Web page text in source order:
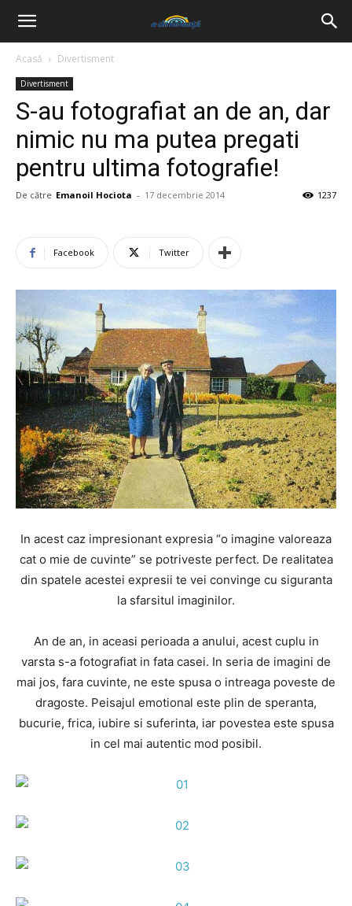
Acasă Divertisment
Divertisment
S-au fotografiat an de an, dar
nimic nu ma putea pregati
pentru ultima fotografie!
De către Emanoil Hociota - 17 decembrie 2014 1237
Facebook Twitter
In acest caz impresionant expresia “o imagine valoreaza
cat o mie de cuvinte” se potriveste perfect. De realitatea
din spatele acestei expresii te vei convinge cu siguranta
la sfarsitul imaginilor.
An de an, in aceasi perioada a anului, acest cuplu in
varsta s-a fotografiat in fata casei. In seria de imagini de
mai jos, fara cuvinte, ne este spusa o intreaga poveste de
dragoste. Peisajul emotional este plin de speranta,
bucurie, frica, iubire si suferinta, iar povestea este spusa
in cel mai autentic mod posibil.